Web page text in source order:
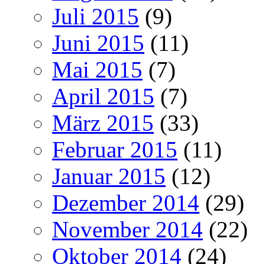
Juli 2015 (9)
Juni 2015 (11)
Mai 2015 (7)
April 2015 (7)
März 2015 (33)
Februar 2015 (11)
Januar 2015 (12)
Dezember 2014 (29)
November 2014 (22)
Oktober 2014 (24)